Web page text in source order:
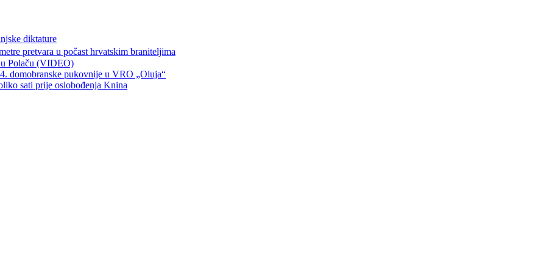
diktature
pretvara u počast hrvatskim braniteljima
Polaču (VIDEO)
domobranske pukovnije u VRO „Oluja“
sati prije oslobođenja Knina